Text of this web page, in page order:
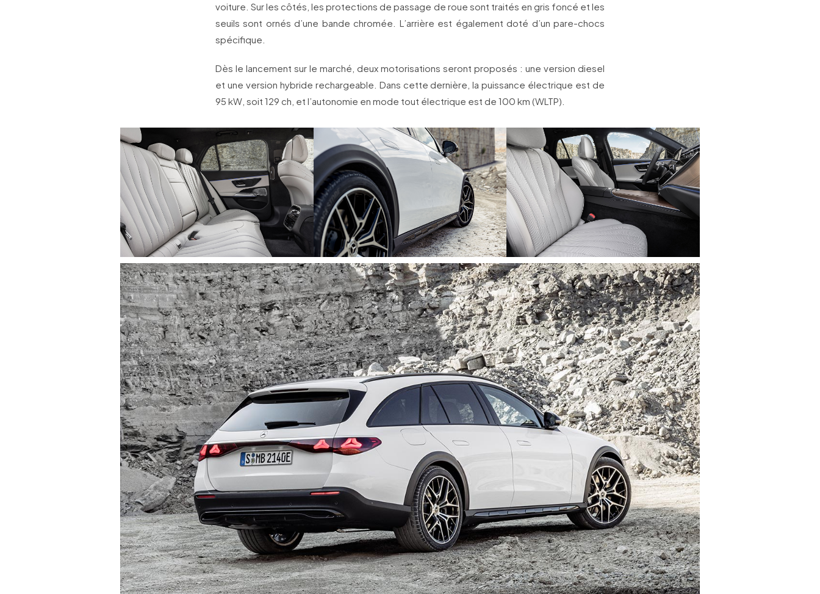
voiture. Sur les côtés, les protections de passage de roue sont traités en gris foncé et les
seuils sont ornés d’une bande chromée. L’arrière est également doté d’un pare-chocs
spécifique.
Dès le lancement sur le marché, deux motorisations seront proposés : une version diesel
et une version hybride rechargeable. Dans cette dernière, la puissance électrique est de
95 kW, soit 129 ch, et l’autonomie en mode tout électrique est de 100 km (WLTP).